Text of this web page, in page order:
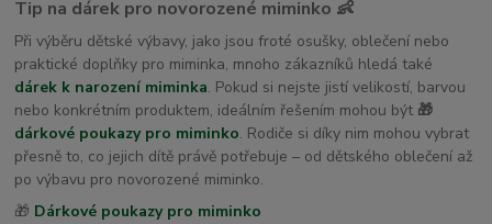
Tip na dárek pro novorozené miminko 👶
Při výběru dětské výbavy, jako jsou froté osušky, oblečení nebo
praktické doplňky pro miminka, mnoho zákazníků hledá také
dárek k narození miminka. Pokud si nejste jistí velikostí, barvou
nebo konkrétním produktem, ideálním řešením mohou být 🎁
dárkové poukazy pro miminko. Rodiče si díky nim mohou vybrat
přesně to, co jejich dítě právě potřebuje – od dětského oblečení až
po výbavu pro novorozené miminko.
🎁 Dárkové poukazy pro miminko